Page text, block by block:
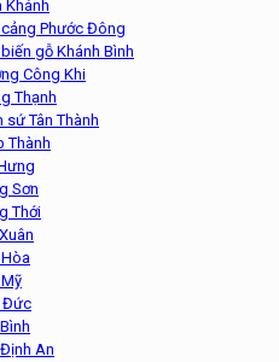
Khánh
Phước Đông
gỗ Khánh Bình
Công Khi
Thạnh
Tân Thành
Thành
Sơn
Thới
Đức
An